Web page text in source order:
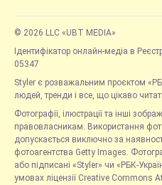
© 2026 LLC «UBT MEDIA»
Ідентифікатор онлайн-медіа в
05347
Styler є розважальним проєктом
людей, тренди і все, що цікаво
Фотографії, ілюстрації та інші
правовласникам. Використання
допускається виключно за
фотоагентства Getty Images.
або підписані «Styler» чи «РБК-
умовах ліцензії Creative Commons